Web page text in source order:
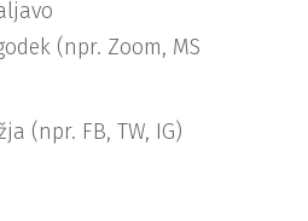
(npr. Zoom, MS
(npr. FB, TW, IG)